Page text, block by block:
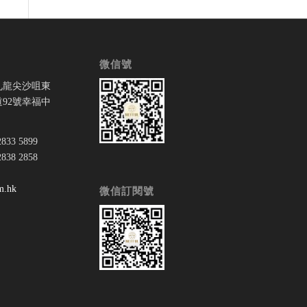
尖沙咀東
號幸福中
5899
2858
微信號
微信訂閱號